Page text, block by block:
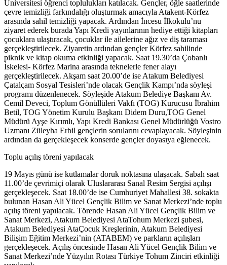
Üniversitesi öğrenci toplulukları katılacak. Gençler, öğle saatlerinde
çevre temizliği farkındalığı oluşturmak amacıyla Atakent-Körfez
arasında sahil temizliği yapacak. Ardından İncesu İlkokulu’nu
ziyaret ederek burada Yapı Kredi yayınlarının hediye ettiği kitapları
çocuklara ulaştıracak, çocuklar ile ailelerine ağız ve diş taraması
gerçekleştirilecek. Ziyaretin ardından gençler Körfez sahilinde
piknik ve kitap okuma etkinliği yapacak. Saat 19.30’da Çobanlı
İskelesi- Körfez Marina arasında teknelerle fener alayı
gerçekleştirilecek. Akşam saat 20.00’de ise Atakum Belediyesi
Çatalçam Sosyal Tesisleri’nde olacak Gençlik Kampı’nda söyleşi
programı düzenlenecek. Söyleşide Atakum Belediye Başkanı Av.
Cemil Deveci, Toplum Gönüllüleri Vakfı (TOG) Kurucusu İbrahim
Betil, TOG Yönetim Kurulu Başkanı Didem Duru,TOG Genel
Müdürü Ayşe Kırımlı, Yapı Kredi Bankası Genel Müdürlüğü Vostro
Uzmanı Züleyha Erbil gençlerin sorularını cevaplayacak. Söyleşinin
ardından da gerçekleşecek konserde gençler doyasıya eğlenecek.
Toplu açılış töreni yapılacak
19 Mayıs günü ise kutlamalar doruk noktasına ulaşacak. Sabah saat
11.00’de çevrimiçi olarak Uluslararası Sanal Resim Sergisi açılışı
gerçekleşecek. Saat 18.00’de ise Cumhuriyet Mahallesi 38. sokakta
bulunan Hasan Ali Yücel Gençlik Bilim ve Sanat Merkezi’nde toplu
açılış töreni yapılacak. Törende Hasan Ali Yücel Gençlik Bilim ve
Sanat Merkezi, Atakum Belediyesi AtaTohum Merkezi şubesi,
Atakum Belediyesi AtaÇocuk Kreşlerinin, Atakum Belediyesi
Bilişim Eğitim Merkezi’nin (ATABEM) ve parkların açılışları
gerçekleşecek. Açılış öncesinde Hasan Ali Yücel Gençlik Bilim ve
Sanat Merkezi’nde Yüzyılın Rotası Türkiye Tohum Zinciri etkinliği